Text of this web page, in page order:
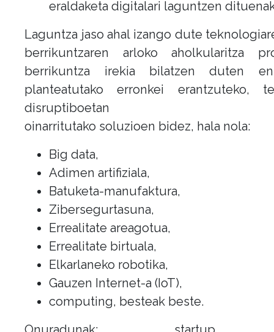
eraldaketa digitalari laguntzen
Laguntza jaso ahal izango dute
berrikuntzaren arloko aholkularitza
berrikuntza irekia bilatzen duten
planteatutako erronkei erantzuteko,
disruptiboetan
oinarritutako soluzioen bidez, hala nola:
Big data,
Adimen artifiziala,
Batuketa-manufaktura,
Zibersegurtasuna,
Errealitate areagotua,
Errealitate birtuala,
Elkarlaneko robotika,
Gauzen Internet-a (IoT),
computing, besteak beste.